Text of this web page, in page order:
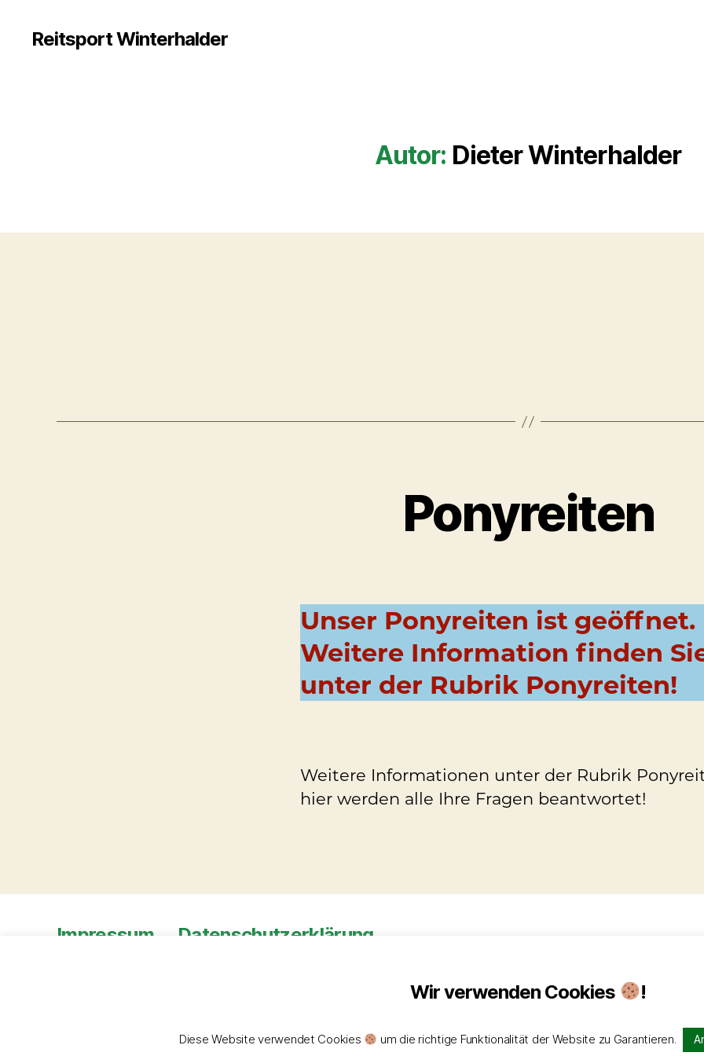
Reitsport Winterhalder
Autor: Dieter Winterhalder
Ponyreiten
Unser Ponyreiten ist geöffnet.
Weitere Information finden
unter der Rubrik Ponyreiten!
Weitere Informationen unter der Rubrik
hier werden alle Ihre Fragen beantwortet!
Impressum Datenschutzerklärung
Wir verwenden Cookies !
Diese Website verwendet Cookies um die richtige Funktionalität der Website zu Garantieren.